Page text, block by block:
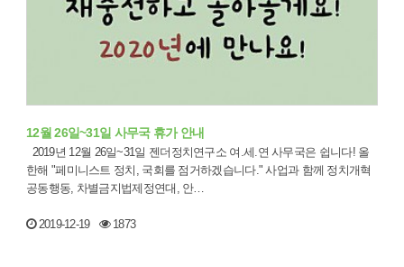
12월 26일~31일 사무국 휴가 안내
한해 "페미니스트 정치, 국회를 점거하겠습니다." 사업과 함께 정치개혁
공동행동, 차별금지법제정연대, 안…
2019-12-19 1873